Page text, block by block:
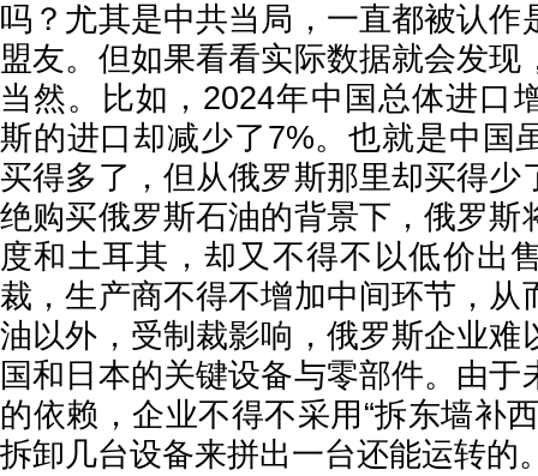
吗？尤其是中共当局，一直都被认作
盟友。但如果看看实际数据就会发现
当然。比如，2024年中国总体进口
斯的进口却减少了7%。也就是中国
买得多了，但从俄罗斯那里却买得少
绝购买俄罗斯石油的背景下，俄罗斯
度和土耳其，却又不得不以低价出
裁，生产商不得不增加中间环节，从
油以外，受制裁影响，俄罗斯企业难
国和日本的关键设备与零部件。由于
的依赖，企业不得不采用“拆东墙补
拆卸几台设备来拼出一台还能运转的